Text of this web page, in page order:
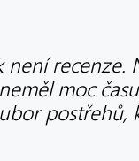
není recenze.
moc
postřehů,